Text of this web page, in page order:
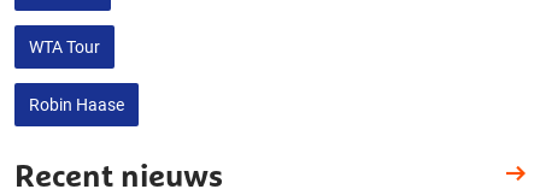
WTA Tour
Robin Haase
Recent nieuws